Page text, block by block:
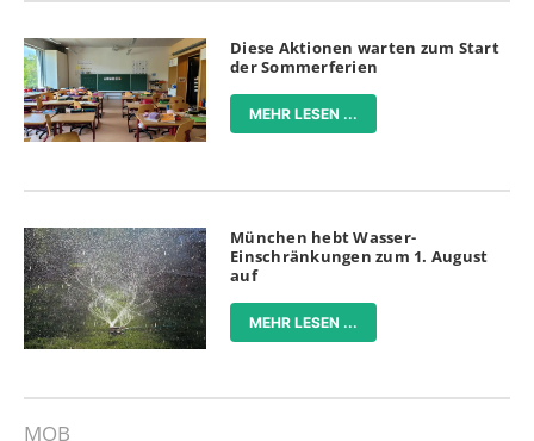
Diese Aktionen warten zum Start
der Sommerferien
MEHR LESEN ...
München hebt Wasser-
Einschränkungen zum 1. August
auf
MEHR LESEN ...
MOB